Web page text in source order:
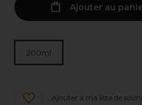
Ajouter au
200ml
Ajouter à ma liste de